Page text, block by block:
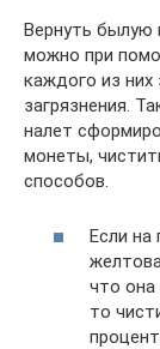
Вернуть былую
можно при
каждого из них
загрязнения.
налет
монеты,
способов.
Если на
что она
то